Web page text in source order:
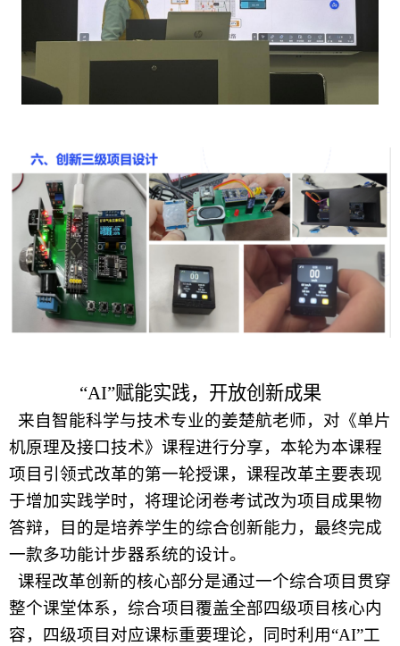
“AI”赋能实践，开放创新成果
来自智能科学与技术专业的姜楚航老师，对《单片
机原理及接口技术》课程进行分享，本轮为本课程
项目引领式改革的第一轮授课，课程改革主要表现
于增加实践学时，将理论闭卷考试改为项目成果物
答辩，目的是培养学生的综合创新能力，最终完成
一款多功能计步器系统的设计。
课程改革创新的核心部分是通过一个综合项目贯穿
整个课堂体系，综合项目覆盖全部四级项目核心内
容，四级项目对应课标重要理论，同时利用“AI”工